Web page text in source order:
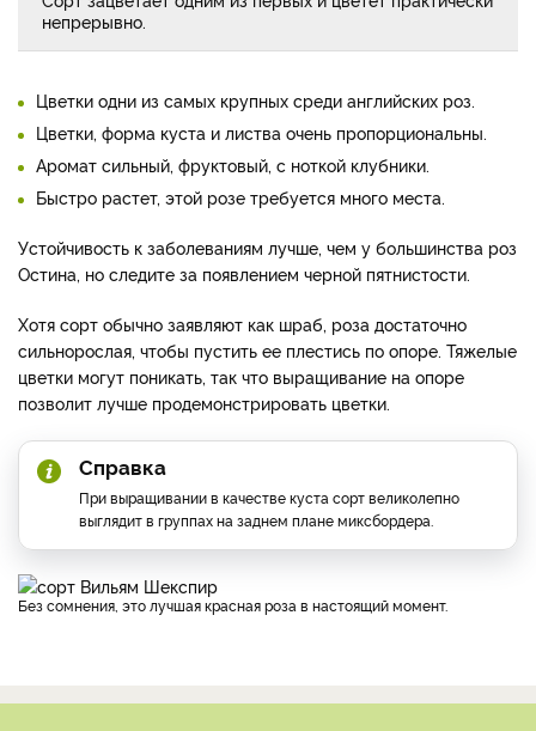
непрерывно.
Цветки одни из самых крупных среди английских роз.
Цветки, форма куста и листва очень пропорциональны.
Аромат сильный, фруктовый, с ноткой клубники.
Быстро растет, этой розе требуется много места.
Устойчивость к заболеваниям лучше, чем у большинства роз
Остина, но следите за появлением черной пятнистости.
Хотя сорт обычно заявляют как шраб, роза достаточно
сильнорослая, чтобы пустить ее плестись по опоре. Тяжелые
цветки могут поникать, так что выращивание на опоре
позволит лучше продемонстрировать цветки.
Справка
При выращивании в качестве куста сорт великолепно
выглядит в группах на заднем плане миксбордера.
Без сомнения, это лучшая красная роза в настоящий момент.